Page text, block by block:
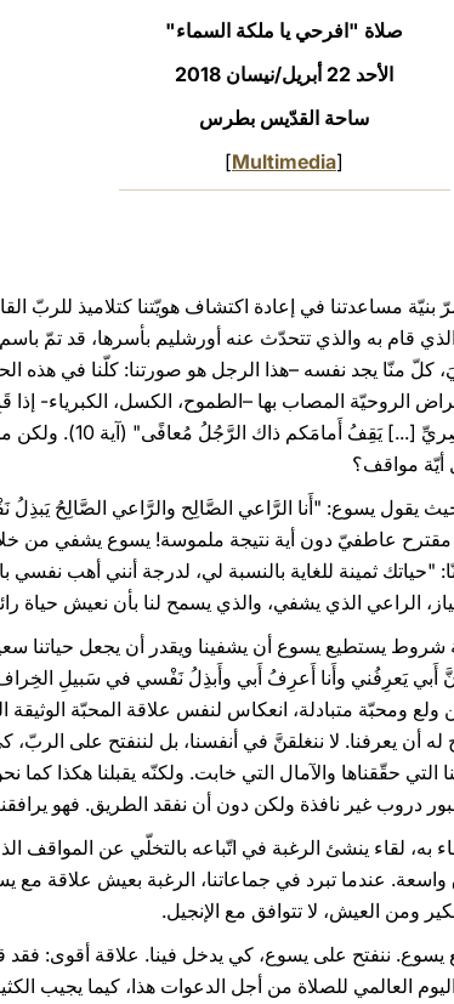
صلاة "افرحي يا ملكة السماء"
الأحد 22 أبريل/نيسان 2018
ساحة القدّيس بطرس
[
Multimedia
]
بنيّة مساعدتنا في إعادة اكتشاف هويّتنا كتلاميذ
قام به والذي تتحدّث عنه أورشليم بأسرها، قد تمّ
الذي شُفيَ، كلّ منّا يجد نفسه –هذا الرجل هو صورتنا: كلّنا في
الروحيّة المصاب بها –الطموح، الكسل، الكبرياء- إذا
الربّ القائم من الموت.
أيّة مواقف؟
مقترح عاطفيّ دون أية نتيجة ملموسة! يسوع يشفي من
"حياتك ثمينة للغاية بالنسبة لي، لدرجة أنني أهب نفسي
الراعي الذي يشفي، والذي يسمح لنا بأن نعيش حياة
شروط يستطيع يسوع أن يشفينا ويقدر أن يجعل حياتنا
ومحبّة متبادلة، انعكاس لنفس علاقة المحبّة الوثيقة
يعرفنا. لا ننغلقنَّ في أنفسنا، بل لننفتح على الربّ،
حقّقناها والآمال التي خابت. ولكنّه يقبلنا هكذا كما
دروب غير نافذة ولكن دون أن نفقد الطريق. فهو
به، لقاء ينشئ الرغبة في اتّباعه بالتخلّي عن المواقف
عندما تبرد في جماعاتنا، الرغبة بعيش علاقة مع
ومن العيش، لا تتوافق مع الإنجيل.
ننفتح على يسوع، كي يدخل فينا. علاقة أقوى: فقد
العالمي للصلاة من أجل الدعوات هذا، كيما يجيب